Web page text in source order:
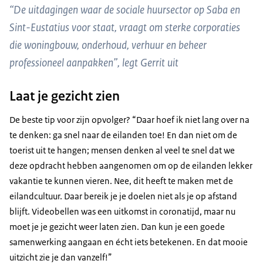
“De uitdagingen waar de sociale huursector op Saba en
Sint-Eustatius voor staat, vraagt om sterke corporaties
die woningbouw, onderhoud, verhuur en beheer
professioneel aanpakken”, legt Gerrit uit
Laat je gezicht zien
De beste tip voor zijn opvolger? “Daar hoef ik niet lang over na
te denken: ga snel naar de eilanden toe! En dan niet om de
toerist uit te hangen; mensen denken al veel te snel dat we
deze opdracht hebben aangenomen om op de eilanden lekker
vakantie te kunnen vieren. Nee, dit heeft te maken met de
eilandcultuur. Daar bereik je je doelen niet als je op afstand
blijft. Videobellen was een uitkomst in coronatijd, maar nu
moet je je gezicht weer laten zien. Dan kun je een goede
samenwerking aangaan en écht iets betekenen. En dat mooie
uitzicht zie je dan vanzelf!”